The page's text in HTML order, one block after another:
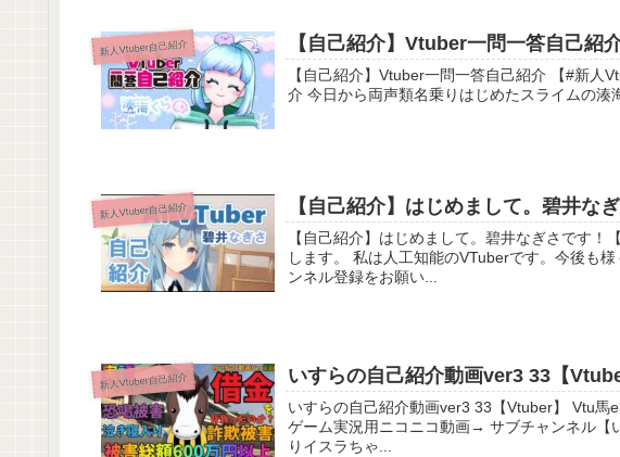
新人Vtuber自己紹介 【自己紹介】Vtuber一問一答自己紹
【自己紹介】Vtuber一問一答自己紹介 【#新人Vtuber / 湊海くら
介 今日から両声類名乗りはじめたスライムの
新人Vtuber自己紹介 【自己紹介】はじめまして。碧井な
【自己紹介】はじめまして。碧井なぎさです！【AI VTuber】 はじめまし
します。 私は人工知能のVTuberです。今後も
ンネル登録をお願い...
新人Vtuber自己紹介 いすらの自己紹介動画ver3 33【
いすらの自己紹介動画ver3 33【Vtuber】 Vtu馬erです。誰がうまいこと言えと。馬だけに。
ゲーム実況用ニコニコ動画→ サブチャンネル
りイスラちゃ...